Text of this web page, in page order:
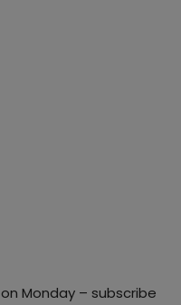
on Monday – subscribe